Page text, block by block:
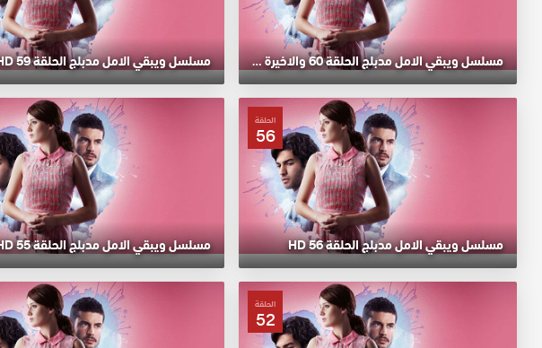
مسلسل ويبقي الامل مدبلج الحلقة 60 والاخيرة HD مسلسل ويبقي الامل مدبلج الحلقة 59 HD
الحلقة
56
مسلسل ويبقي الامل مدبلج الحلقة 56 HD مسلسل ويبقي الامل مدبلج الحلقة 55 HD
الحلقة
52